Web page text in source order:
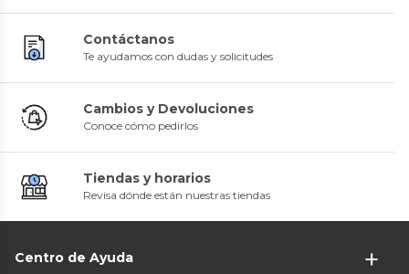
Contáctanos
Te ayudamos con dudas y solicitudes
Cambios y Devoluciones
Conoce cómo pedirlos
Tiendas y horarios
Revisa dónde están nuestras tiendas
Centro de Ayuda